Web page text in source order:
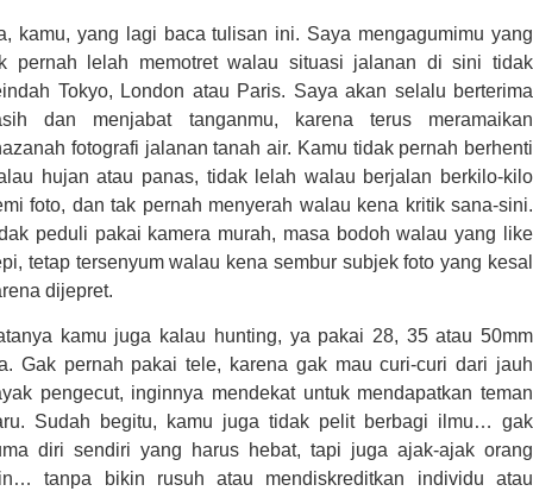
kamu, yang lagi baca tulisan ini. Saya mengagumimu yang
pernah lelah memotret walau situasi jalanan di sini tidak
Tokyo, London atau Paris. Saya akan selalu berterima
dan menjabat tanganmu, karena terus meramaikan
fotografi jalanan tanah air. Kamu tidak pernah berhenti
hujan atau panas, tidak lelah walau berjalan berkilo-kilo
foto, dan tak pernah menyerah walau kena kritik sana-sini.
peduli pakai kamera murah, masa bodoh walau yang like
tetap tersenyum walau kena sembur subjek foto yang kesal
dijepret.
kamu juga kalau hunting, ya pakai 28, 35 atau 50mm
Gak pernah pakai tele, karena gak mau curi-curi dari jauh
pengecut, inginnya mendekat untuk mendapatkan teman
Sudah begitu, kamu juga tidak pelit berbagi ilmu… gak
diri sendiri yang harus hebat, tapi juga ajak-ajak orang
tanpa bikin rusuh atau mendiskreditkan individu atau